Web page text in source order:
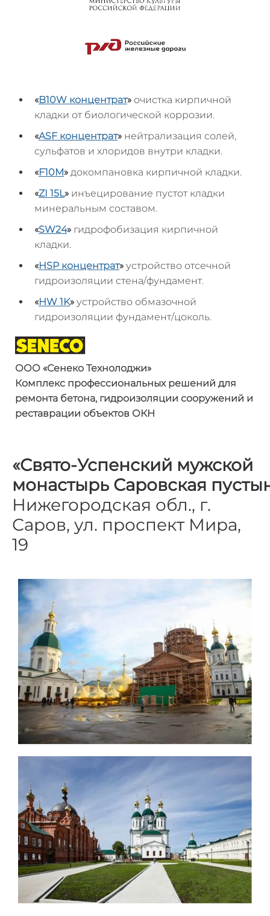
«B10W концентрат» очистка кирпичной
кладки от биологической коррозии.
«ASF концентрат» нейтрализация солей,
сульфатов и хлоридов внутри кладки.
«F10M» докомпановка кирпичной кладки.
«ZI 15L» инъецирование пустот кладки
минеральным составом.
«SW24» гидрофобизация кирпичной
кладки.
«HSPконцентрат» устройство отсечной
гидроизоляции стена/фундамент.
«HW 1K» устройство обмазочной
гидроизоляции фундамент/цоколь.
ООО «Сенеко Технолоджи»
Комплекс профессиональных решений для
ремонта бетона, гидроизоляции сооружений и
реставрации объектов ОКН
«Свято-Успенский мужской
монастырь Саровская
Нижегородская обл., г.
Саров, ул. проспект Мира,
19